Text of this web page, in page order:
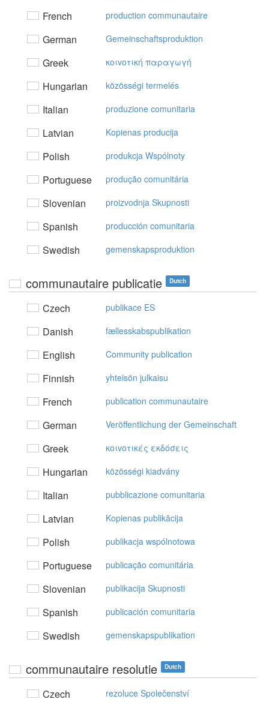
French production communautaire
German Gemeinschaftsproduktion
Greek κoιvoτική παραγωγή
Hungarian közösségi termelés
Italian produzione comunitaria
Latvian Kopienas producija
Polish produkcja Wspólnoty
Portuguese produção comunitária
Slovenian proizvodnja Skupnosti
Spanish producción comunitaria
Swedish gemenskapsproduktion
communautaire publicatie Dutch
Czech publikace ES
Danish fællesskabspublikation
English Community publication
Finnish yhteisön julkaisu
French publication communautaire
German Veröffentlichung der Gemeinschaft
Greek κoιvoτικές εκδόσεις
Hungarian közösségi kiadvány
Italian pubblicazione comunitaria
Latvian Kopienas publikācija
Polish publikacja wspólnotowa
Portuguese publicação comunitária
Slovenian publikacija Skupnosti
Spanish publicación comunitaria
Swedish gemenskapspublikation
communautaire resolutie Dutch
Czech rezoluce Společenství